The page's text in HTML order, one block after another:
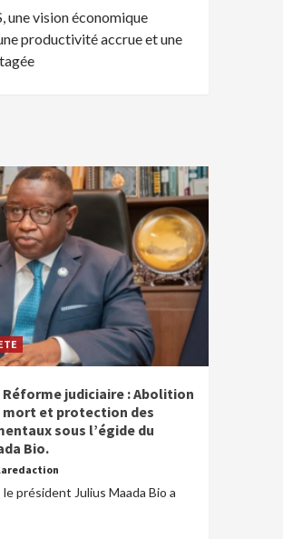
une vision économique
productivité accrue et une
Réforme judiciaire : Abolition
mort et protection des
sous l’égide du
Bio.
le président Julius Maada Bio a